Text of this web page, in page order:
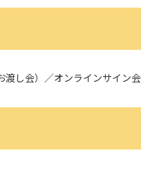
し会）／オンラインサイン会